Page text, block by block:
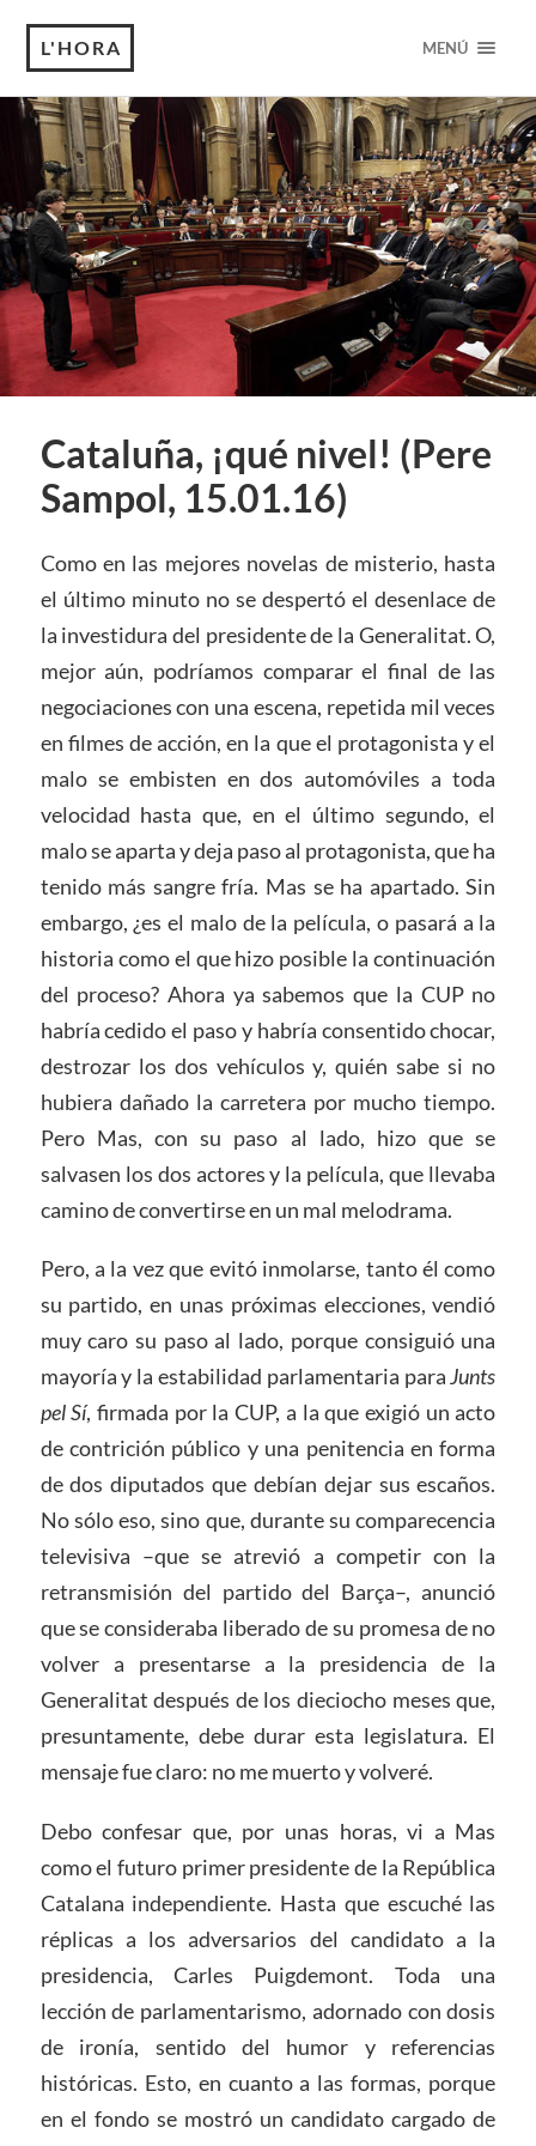
L'HORA MENÚ
Cataluña, ¡qué nivel! (Pere
Sampol, 15.01.16)
Como en las mejores novelas de misterio, hasta
el último minuto no se despertó el desenlace de
la investidura del presidente de la Generalitat. O,
mejor aún, podríamos comparar el final de las
negociaciones con una escena, repetida mil veces
en filmes de acción, en la que el protagonista y el
malo se embisten en dos automóviles a toda
velocidad hasta que, en el último segundo, el
malo se aparta y deja paso al protagonista, que ha
tenido más sangre fría. Mas se ha apartado. Sin
embargo, ¿es el malo de la película, o pasará a la
historia como el que hizo posible la continuación
del proceso? Ahora ya sabemos que la CUP no
habría cedido el paso y habría consentido chocar,
destrozar los dos vehículos y, quién sabe si no
hubiera dañado la carretera por mucho tiempo.
Pero Mas, con su paso al lado, hizo que se
salvasen los dos actores y la película, que llevaba
camino de convertirse en un mal melodrama.
Pero, a la vez que evitó inmolarse, tanto él como
su partido, en unas próximas elecciones, vendió
muy caro su paso al lado, porque consiguió una
mayoría y la estabilidad parlamentaria paraJunts
pel Sí, firmada por la CUP, a la que exigió un acto
de contrición público y una penitencia en forma
de dos diputados que debían dejar sus escaños.
No sólo eso, sino que, durante su comparecencia
televisiva –que se atrevió a competir con la
retransmisión del partido del Barça–, anunció
que se consideraba liberado de su promesa de no
volver a presentarse a la presidencia de la
Generalitat después de los dieciocho meses que,
presuntamente, debe durar esta legislatura. El
mensaje fue claro: no me muerto y volveré.
Debo confesar que, por unas horas, vi a Mas
como el futuro primer presidente de la República
Catalana independiente. Hasta que escuché las
réplicas a los adversarios del candidato a la
presidencia, Carles Puigdemont. Toda una
lección de parlamentarismo, adornado con dosis
de ironía, sentido del humor y referencias
históricas. Esto, en cuanto a las formas, porque
en el fondo se mostró un candidato cargado de